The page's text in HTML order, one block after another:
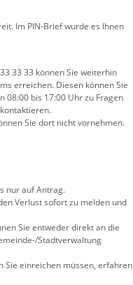
Im PIN-Brief wurde es Ihnen
33 33 können Sie weiterhin
erreichen. Diesen können Sie
08:00 bis 17:00 Uhr zu Fragen
Sie dort nicht vornehmen.
nur auf Antrag.
Verlust sofort zu melden und
Sie entweder direkt an die
Stadtverwaltung
Sie einreichen müssen, erfahren